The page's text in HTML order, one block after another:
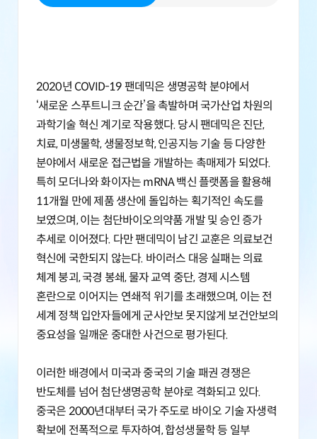
2020년 COVID-19 팬데믹은 생명공학 분야에서
‘새로운 스푸트니크 순간’을 촉발하며 국가산업 차원의
과학기술 혁신 계기로 작용했다. 당시 팬데믹은 진단,
치료, 미생물학, 생물정보학, 인공지능 기술 등 다양한
분야에서 새로운 접근법을 개발하는 촉매제가 되었다.
특히 모더나와 화이자는 mRNA 백신 플랫폼을 활용해
11개월 만에 제품 생산에 돌입하는 획기적인 속도를
보였으며, 이는 첨단바이오의약품 개발 및 승인 증가
추세로 이어졌다. 다만 팬데믹이 남긴 교훈은 의료보건
혁신에 국한되지 않는다. 바이러스 대응 실패는 의료
체계 붕괴, 국경 봉쇄, 물자 교역 중단, 경제 시스템
혼란으로 이어지는 연쇄적 위기를 초래했으며, 이는 전
세계 정책 입안자들에게 군사안보 못지않게 보건안보의
중요성을 일깨운 중대한 사건으로 평가된다.
이러한 배경에서 미국과 중국의 기술 패권 경쟁은
반도체를 넘어 첨단생명공학 분야로 격화되고 있다.
중국은 2000년대부터 국가 주도로 바이오 기술 자생력
확보에 전폭적으로 투자하여, 합성생물학 등 일부